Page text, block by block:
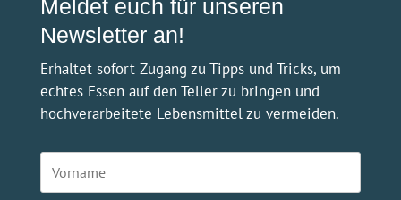
auf
der
gewählt
Meldet euch für unseren
Newsletter an!
Erhaltet sofort Zugang zu Tipps und Tricks, um
echtes Essen auf den Teller zu bringen und
hochverarbeitete Lebensmittel zu vermeiden.